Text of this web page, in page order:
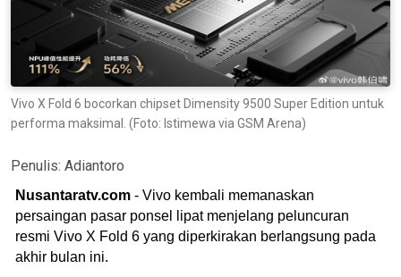
Vivo X Fold 6 bocorkan chipset Dimensity 9500 Super Edition untuk
performa maksimal. (Foto: Istimewa via GSM Arena)
Penulis: Adiantoro
Nusantaratv.com - Vivo kembali memanaskan
persaingan pasar ponsel lipat menjelang peluncuran
resmi Vivo X Fold 6 yang diperkirakan berlangsung pada
akhir bulan ini.